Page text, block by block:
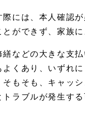
には、本人確認
ができず、家族
などの大きな支
くあり、いずれ
もそも、キャッ
ラブルが発生する